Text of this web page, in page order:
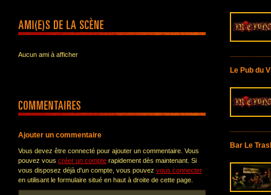
Aucun ami à afficher
Ajouter un commentaire
Vous devez être connecté pour ajouter un commentaire. Vous
pouvez vous créer un compte rapidement dès maintenant. Si
vous disposez déjà d'un compte, vous pouvez vous connecter
en utilisant le formulaire situé en haut à droite de cette page.
Le Pub du
Bar Le